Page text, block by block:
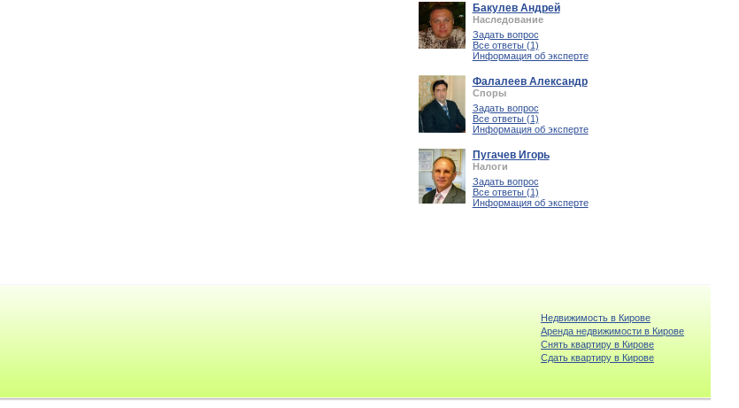
Бакулев Андрей
Наследование
Задать вопрос
Все ответы (1)
Информация об эксперте
Фалалеев Александр
Споры
Задать вопрос
Все ответы (1)
Информация об эксперте
Пугачев Игорь
Налоги
Задать вопрос
Все ответы (1)
Информация об эксперте
Недвижимость в Кирове
Аренда недвижимости в Кирове
Снять квартиру в Кирове
Cдать квартиру в Кирове